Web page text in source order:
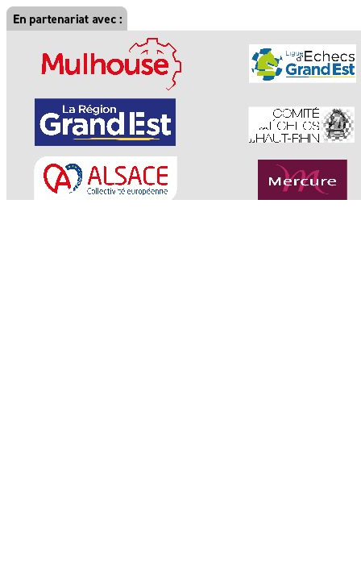
Passer
au